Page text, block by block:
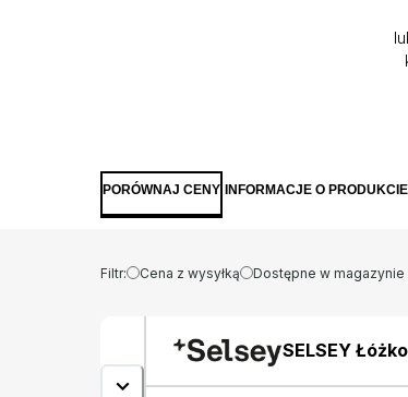
PORÓWNAJ CENY INFORMACJE O PRODUKCIE
Filtr: Cena z wysyłką Dostępne w magazynie
SELSEY